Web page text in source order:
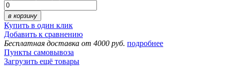
в корзину
Купить в один клик
Добавить к сравнению
Бесплатная доставка от 4000 руб. подробнее
Пункты самовывоза
Загрузить ещё товары